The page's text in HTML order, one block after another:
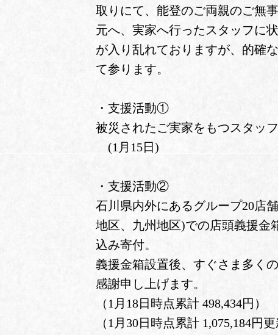
取りにて、能登のご両親のご無
元へ、実家へ行ったスタッフに
が入り乱れておりますが、的確
て参ります。
・支援活動①
被災されたご実家をもつスタッ
(1月15日)
・支援活動②
石川県内外にあるグループ20店
地区、九州地区)での店頭義援金
込み寄付。
義援金箱設置後、すぐさま多く
感謝申し上げます。
（1月18日時点累計 498,434円）
（1月30日時点累計 1,075,184円更